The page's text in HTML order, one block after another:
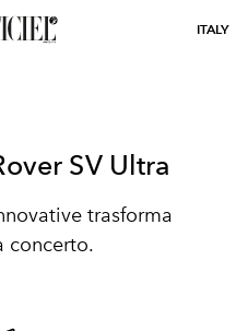
ITALY
SV Ultra
trasforma
concerto.